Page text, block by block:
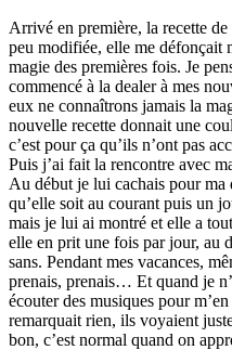
Arrivé en première, la recette
peu modifiée, elle me défonçait
magie des premières fois. Je
commencé à la dealer à mes
eux ne connaîtrons jamais la
nouvelle recette donnait une
c’est pour ça qu’ils n’ont pas
Puis j’ai fait la rencontre avec
Au début je lui cachais pour ma
qu’elle soit au courant puis un
mais je lui ai montré et elle a
elle en prit une fois par jour, au
sans. Pendant mes vacances,
prenais, prenais… Et quand je
écouter des musiques pour
remarquait rien, ils voyaient
bon, c’est normal quand on